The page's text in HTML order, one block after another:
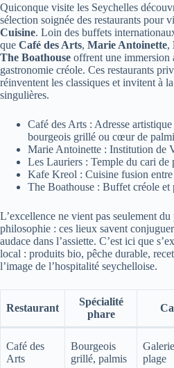
Quiconque visite les Seychelles
sélection soignée des restaurants pour
Cuisine. Loin des buffets
que Café des Arts, Marie Antoinette,
The Boathouse offrent une immersion
gastronomie créole. Ces restaurants
réinventent les classiques et invitent à
singulières.
Café des Arts : Adresse
bourgeois grillé ou cœur de
Marie Antoinette : Institution de
Les Lauriers : Temple du cari de
Kafe Kreol : Cuisine fusion
The Boathouse : Buffet créole et
L’excellence ne vient pas seulement
philosophie : ces lieux savent
audace dans l’assiette. C’est ici que
local : produits bio, pêche durable,
l’image de l’hospitalité seychelloise.
Restaurant
Spécialité
phare
Café des
Arts
Bourgeois
grillé, palmis
plage